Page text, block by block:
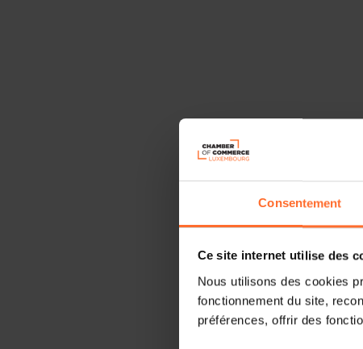
Consentement
Ce site internet utilise des
Nous utilisons des cookies
fonctionnement du site,
préférences, offrir des